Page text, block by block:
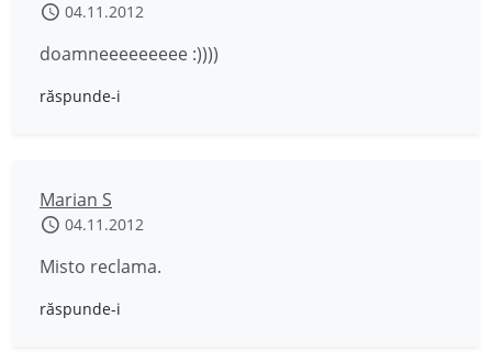
04.11.2012
doamneeeeeeeee :))))
răspunde-i
Marian S
04.11.2012
Misto reclama.
răspunde-i